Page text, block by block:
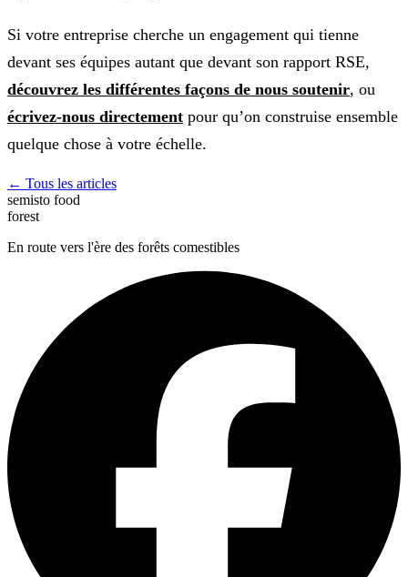
Si votre entreprise cherche un engagement qui tienne
devant ses équipes autant que devant son rapport RSE,
découvrez les différentes façons de nous soutenir, ou
écrivez-nous directement pour qu’on construise ensemble
quelque chose à votre échelle.
← Tous les articles
semisto food
forest
En route vers l'ère des forêts comestibles